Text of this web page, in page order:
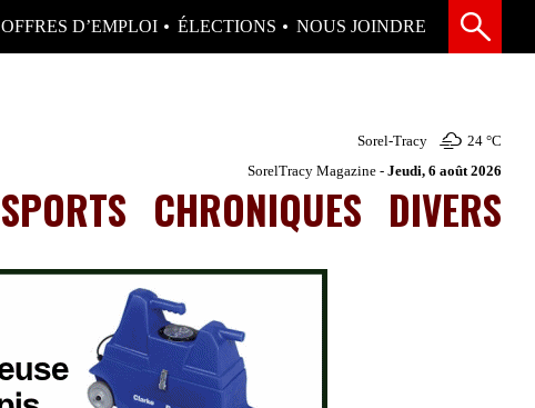
OFFRES D’EMPLOI ÉLECTIONS NOUS JOINDRE
Sorel-Tracy 24 °C
SorelTracy Magazine - Jeudi, 6 août 2026
SPORTS CHRONIQUES DIVERS